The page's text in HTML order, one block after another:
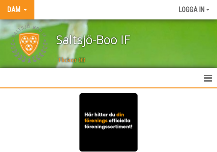
DAM LOGGA IN
Saltsjö-Boo IF
Flickor 03